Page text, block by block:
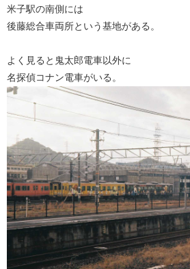
米子駅の南側には
後藤総合車両所という基地がある。
よく見ると鬼太郎電車以外に
名探偵コナン電車がいる。